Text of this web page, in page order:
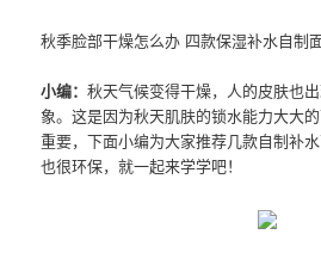
秋季脸部干燥怎么办 四款保湿补水自制
小编：秋天气候变得干燥，人的皮肤也
象。这是因为秋天肌肤的锁水能力大大
重要，下面小编为大家推荐几款自制补
也很环保，就一起来学学吧！